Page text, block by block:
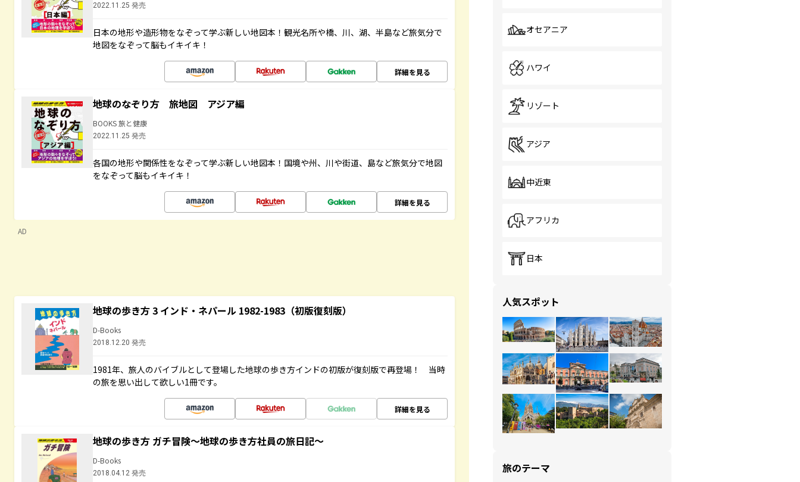
2022.11.25 発売
日本の地形や造形物をなぞって学ぶ新しい地図本！観光名所や橋、川、湖、半島など旅気分で
地図をなぞって脳もイキイキ！
詳細を見る
地球のなぞり方 旅地図 アジア編
BOOKS 旅と健康
2022.11.25 発売
各国の地形や関係性をなぞって学ぶ新しい地図本！国境や州、川や街道、島など旅気分で地図
をなぞって脳もイキイキ！
詳細を見る
AD
地球の歩き方 3 インド・ネパール 1982-1983（初版復刻版）
D-Books
2018.12.20 発売
1981年、旅人のバイブルとして登場した地球の歩き方インドの初版が復刻版で再登場！ 当時
の旅を思い出して欲しい1冊です。
詳細を見る
地球の歩き方 ガチ冒険～地球の歩き方社員の旅日記～
D-Books
2018.04.12 発売
オセアニア
ハワイ
リゾート
アジア
中近東
アフリカ
日本
人気スポット
旅のテーマ